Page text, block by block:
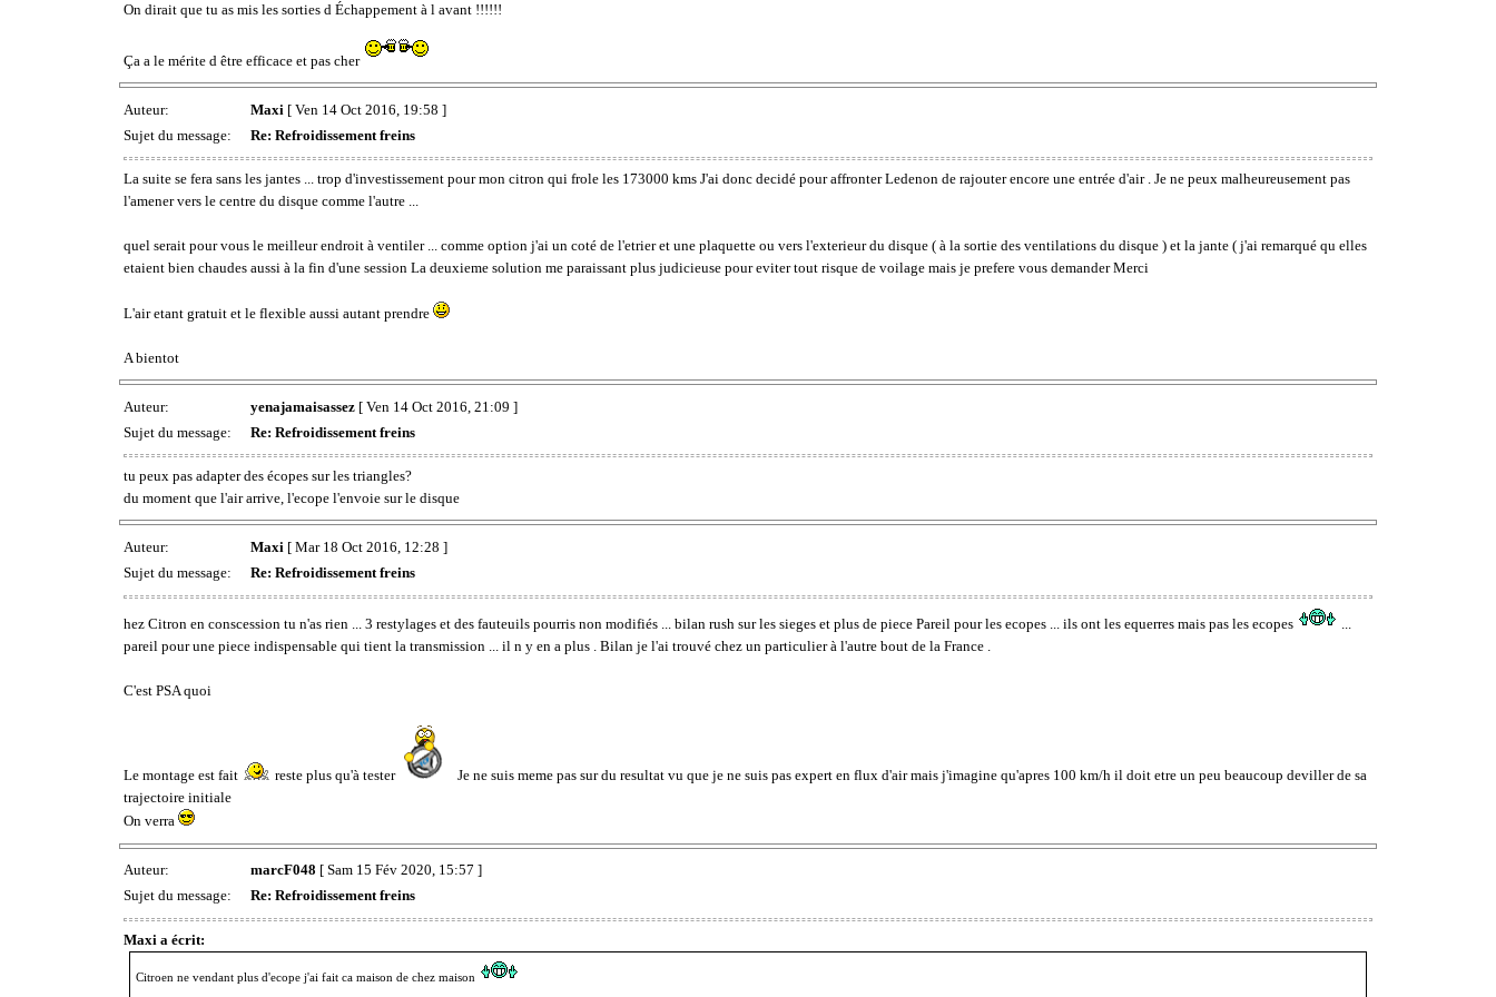
On dirait que tu as mis les sorties d Échappement à l avant !!!!!!
Ça a le mérite d être efficace et pas cher
Auteur: Maxi [ Ven 14 Oct 2016, 19:58 ]
Sujet du message:
Re: Refroidissement freins
La suite se fera sans les jantes ... trop d'investissement pour mon citron qui frole les 173000 kms J'ai donc decidé pour affronter Ledenon de rajouter encore une entrée d'air . Je ne peux malheureusement pas
l'amener vers le centre du disque comme l'autre ...
quel serait pour vous le meilleur endroit à ventiler ... comme option j'ai un coté de l'etrier et une plaquette ou vers l'exterieur du disque ( à la sortie des ventilations du disque ) et la jante ( j'ai remarqué qu elles
etaient bien chaudes aussi à la fin d'une session La deuxieme solution me paraissant plus judicieuse pour eviter tout risque de voilage mais je prefere vous demander Merci
L'air etant gratuit et le flexible aussi autant prendre
A bientot
Auteur: yenajamaisassez [ Ven 14 Oct 2016, 21:09 ]
Sujet du message:
Re: Refroidissement freins
tu peux pas adapter des écopes sur les triangles?
du moment que l'air arrive, l'ecope l'envoie sur le disque
Auteur: Maxi [ Mar 18 Oct 2016, 12:28 ]
Sujet du message:
Re: Refroidissement freins
hez Citron en conscession tu n'as rien ... 3 restylages et des fauteuils pourris non modifiés ... bilan rush sur les sieges et plus de piece Pareil pour les ecopes ... ils ont les equerres mais pas les ecopes
...
pareil pour une piece indispensable qui tient la transmission ... il n y en a plus . Bilan je l'ai trouvé chez un particulier à l'autre bout de la France .
C'est PSA quoi
Le montage est fait reste plus qu'à tester
Je ne suis meme pas sur du resultat vu que je ne suis pas expert en flux d'air mais j'imagine qu'apres 100 km/h il doit etre un peu beaucoup deviller de sa
trajectoire initiale
On verra
Auteur: marcF048 [ Sam 15 Fév 2020, 15:57 ]
Sujet du message:
Re: Refroidissement freins
Maxi a écrit:
Citroen ne vendant plus d'ecope j'ai fait ca maison de chez maison